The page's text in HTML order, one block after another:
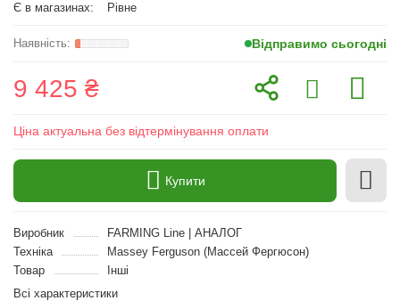
Є в магазинах:
Рівне
Відправимо сьогодні
9 425 ₴
Ціна актуальна без відтермінування оплати
Купити
Виробник
FARMING Line | АНАЛОГ
Техніка
Massey Ferguson (Массей Фергюсон)
Товар
Інші
Всі характеристики